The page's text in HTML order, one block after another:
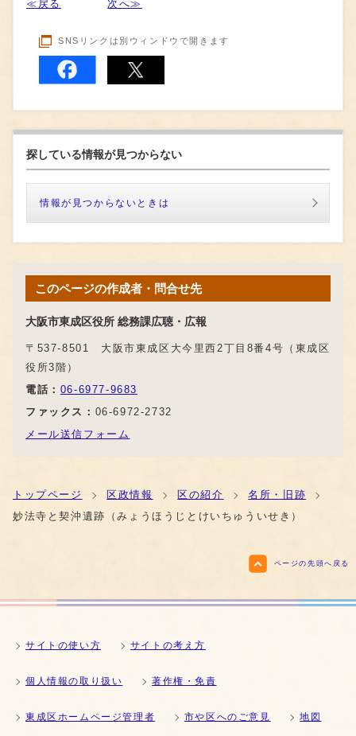
≪戻る 次へ≫
SNSリンクは別ウィンドウで開きます
探している情報が見つからない
情報が見つからないときは
このページの作成者・問合せ先
大阪市東成区役所 総務課広聴・広報
〒537-8501 大阪市東成区大今里西2丁目8番4号（東成区
役所3階）
電話： 06-6977-9683
ファックス： 06-6972-2732
メール送信フォーム
トップページ 区政情報 区の紹介
名所・旧跡
妙法寺と契沖遺跡（みょうほうじとけいちゅういせき）
ページの先頭へ戻る
サイトの使い方 サイトの考え方
個人情報の取り扱い 著作権・免責
東成区ホームページ管理者 市や区へのご意見 地図